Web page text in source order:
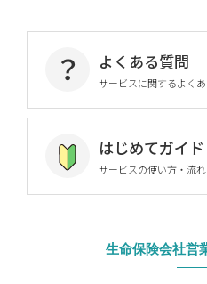
よくある質問
サービスに関するよく
はじめてガイド
サービスの使い方・流
生命保険会社営